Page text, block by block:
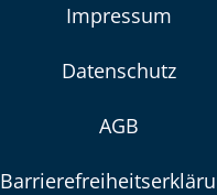
Impressum
Datenschutz
AGB